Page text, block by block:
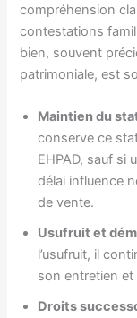
compréhension
contestations
bien, souvent
patrimoniale, est
Maintien du
conserve ce
EHPAD, sauf si
délai influence
de vente.
Usufruit et
l’usufruit, il
son entretien
Droits